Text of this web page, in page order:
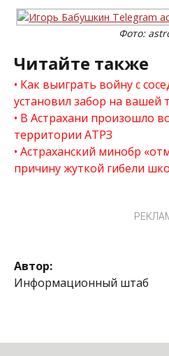
Фото:
Читайте также
Как выиграть войну с
установил забор на вашей
В Астрахани произошло
территории АТРЗ
Астраханский минобр
причину жуткой гибели
Автор:
Информационный штаб